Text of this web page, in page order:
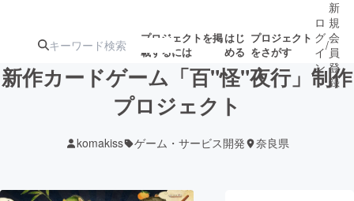
プロジェクトを掲
載するには
はじ
める
プロジェクト
をさがす
ターン
ジェクト
募集終了が近いプ
ロジェクト
されます
ロ
グ
イ
ン
/
新
規
会
員
登
録
新作カードゲーム「百"怪"夜行」制作
プロジェクト
komakiss ゲーム・サービス開発 奈良県